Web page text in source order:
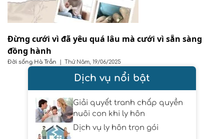
Đừng cưới vì đã yêu quá lâu mà cưới vì sẵn sàng
đồng hành
Đời sống Hà Trần | Thứ Năm, 19/06/2025
Dịch vụ nổi bật
Giải quyết tranh chấp quyền
nuôi con khi ly hôn
Dịch vụ ly hôn trọn gói